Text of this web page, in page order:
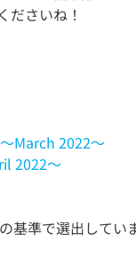
March 2022～
2022～
基準で選出してい